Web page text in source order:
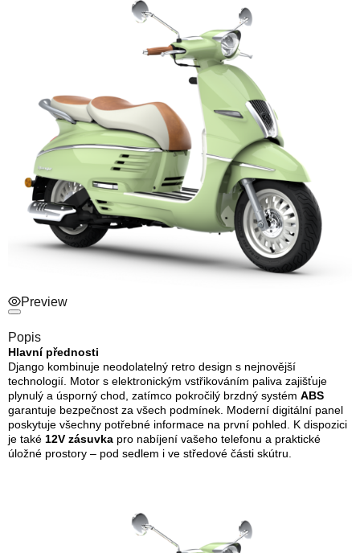
Preview
Popis
Hlavní přednosti
Django kombinuje neodolatelný retro design s nejnovější
technologií. Motor s elektronickým vstřikováním paliva zajišťuje
plynulý a úsporný chod, zatímco pokročilý brzdný systém ABS
garantuje bezpečnost za všech podmínek. Moderní digitální panel
poskytuje všechny potřebné informace na první pohled. K dispozici
je také 12V zásuvka pro nabíjení vašeho telefonu a praktické
úložné prostory – pod sedlem i ve středové části skútru.